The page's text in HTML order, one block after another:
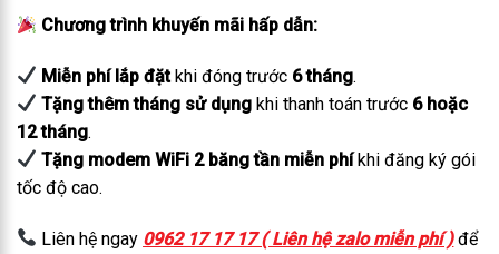
Chương trình khuyến mãi hấp dẫn:
Miễn phí lắp đặtkhi đóng trước 6 tháng.
Tặng thêm tháng sử dụng khi thanh toán trước 6 hoặc
12 tháng.
Tặng modem WiFi 2 băng tần miễn phíkhi đăng ký gói
tốc độ cao.
Liên hệ ngay 0962 17 17 17 ( Liên hệ zalo miễn phí )để